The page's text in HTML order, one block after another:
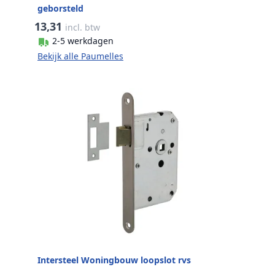
geborsteld
13,31 incl. btw
2-5 werkdagen
Bekijk alle Paumelles
Intersteel Woningbouw loopslot rvs